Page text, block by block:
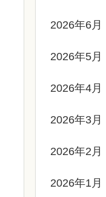
2026年6月
2026年5月
2026年4月
2026年3月
2026年2月
2026年1月